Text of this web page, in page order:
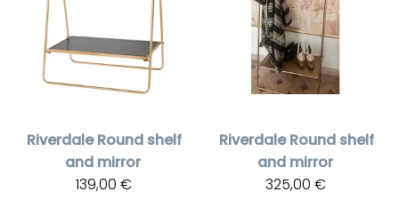
Riverdale Round shelf
and mirror
139,00 €
Riverdale Round shelf
and mirror
325,00 €